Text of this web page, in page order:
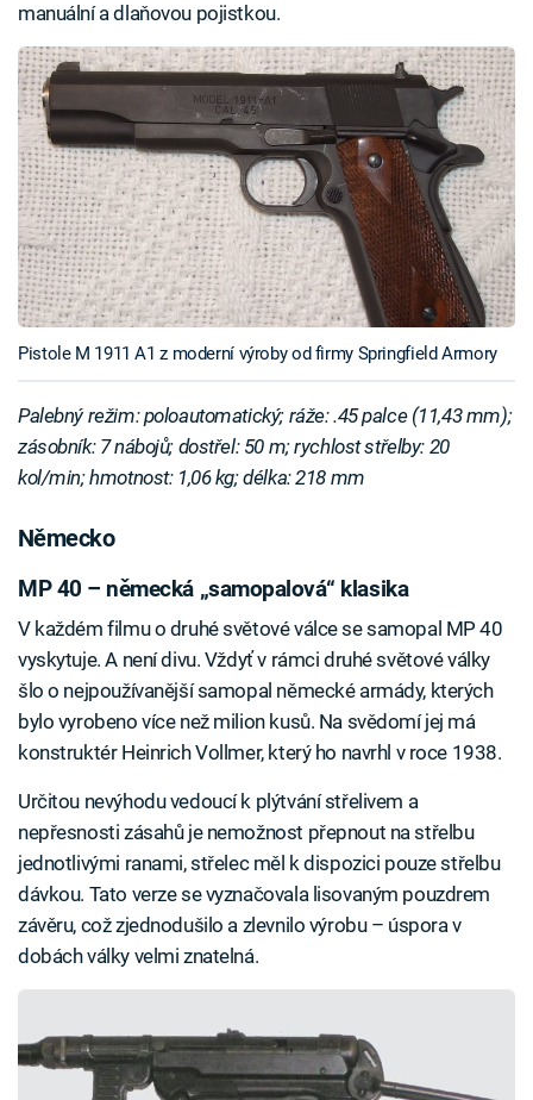
manuální a dlaňovou pojistkou.
Pistole M 1911 A1 z moderní výroby od firmy Springfield Armory
Palebný režim: poloautomatický; ráže: .45 palce (11,43 mm);
zásobník: 7 nábojů; dostřel: 50 m; rychlost střelby: 20
kol/min; hmotnost: 1,06 kg; délka: 218 mm
Německo
MP 40 – německá „samopalová“ klasika
V každém filmu o druhé světové válce se samopal MP 40
vyskytuje. A není divu. Vždyť v rámci druhé světové války
šlo o nejpoužívanější samopal německé armády, kterých
bylo vyrobeno více než milion kusů. Na svědomí jej má
konstruktér Heinrich Vollmer, který ho navrhl v roce 1938.
Určitou nevýhodu vedoucí k plýtvání střelivem a
nepřesnosti zásahů je nemožnost přepnout na střelbu
jednotlivými ranami, střelec měl k dispozici pouze střelbu
dávkou. Tato verze se vyznačovala lisovaným pouzdrem
závěru, což zjednodušilo a zlevnilo výrobu – úspora v
dobách války velmi znatelná.